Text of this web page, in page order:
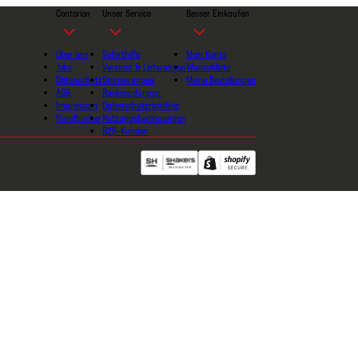
Contorion
Über uns
Jobs
Datenschutz
AGB
Impressum
Handbücher
Unser Service
Soforthilfe
Versand & Lieferungen
Stornierungen
Rücksendungen
Datenschutzrichtlinie
Nutzungsbedingungen
B2B-Kunden
Besser Einkaufen
Mein Konto
Wunschliste
Meine Bestellungen